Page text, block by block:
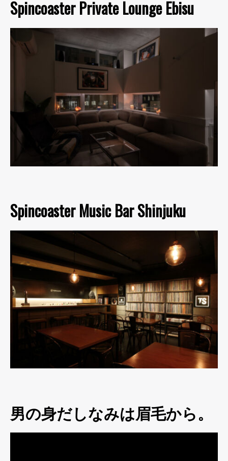
Spincoaster Private Lounge Ebisu
Spincoaster Music Bar Shinjuku
男の身だしなみは眉毛から。